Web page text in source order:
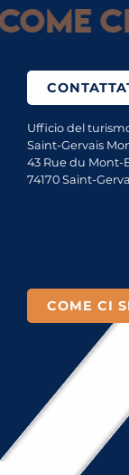
Ufficio del
Saint-Gervais
43 Rue du Mont-
74170 Saint-
COME CI